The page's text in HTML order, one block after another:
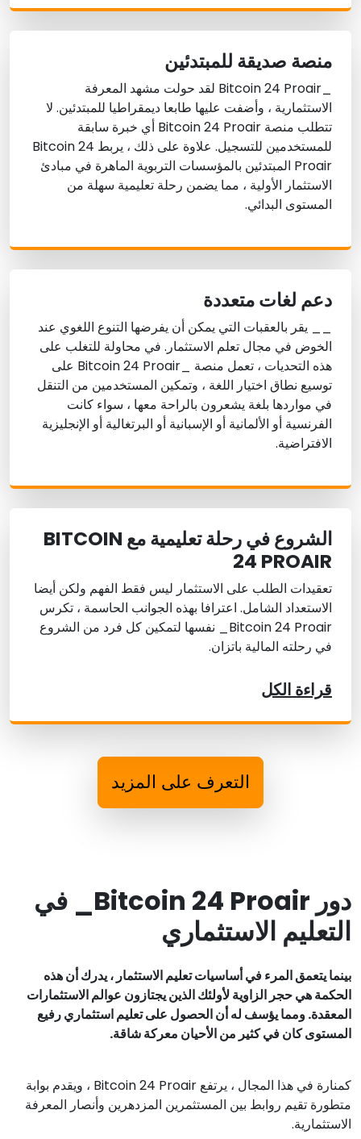
منصة صديقة للمبتدئين
_Bitcoin 24 Proair لقد حولت مشهد المعرفة
الاستثمارية ، وأضفت عليها طابعا ديمقراطيا للمبتدئين. لا
تتطلب منصة Bitcoin 24 Proair أي خبرة سابقة
للمستخدمين للتسجيل. علاوة على ذلك ، يربط Bitcoin 24
Proair المبتدئين بالمؤسسات التربوية الماهرة في مبادئ
الاستثمار الأولية ، مما يضمن رحلة تعليمية سهلة من
المستوى البدائي.
دعم لغات متعددة
__ يقر بالعقبات التي يمكن أن يفرضها التنوع اللغوي عند
الخوض في مجال تعلم الاستثمار. في محاولة للتغلب على
هذه التحديات ، تعمل منصة _Bitcoin 24 Proair على
توسيع نطاق اختيار اللغة ، وتمكين المستخدمين من التنقل
في مواردها بلغة يشعرون بالراحة معها ، سواء كانت
الفرنسية أو الألمانية أو الإسبانية أو البرتغالية أو الإنجليزية
الافتراضية.
الشروع في رحلة تعليمية مع BITCOIN
24 PROAIR
تعقيدات الطلب على الاستثمار ليس فقط الفهم ولكن أيضا
الاستعداد الشامل. اعترافا بهذه الجوانب الحاسمة ، تكرس
Bitcoin 24 Proair_ نفسها لتمكين كل فرد من الشروع
في رحلته المالية باتزان.
قراءة الكل
التعرف على المزيد
دور Bitcoin 24 Proair_ في
التعليم الاستثماري
بينما يتعمق المرء في أساسيات تعليم الاستثمار ، يدرك أن هذه
الحكمة هي حجر الزاوية لأولئك الذين يجتازون عوالم الاستثمارات
المعقدة. ومما يؤسف له أن الحصول على تعليم استثماري رفيع
المستوى كان في كثير من الأحيان معركة شاقة.
كمنارة في هذا المجال ، يرتفع Bitcoin 24 Proair ، ويقدم بوابة
متطورة تقيم روابط بين المستثمرين المزدهرين وأنصار المعرفة
الاستثمارية.